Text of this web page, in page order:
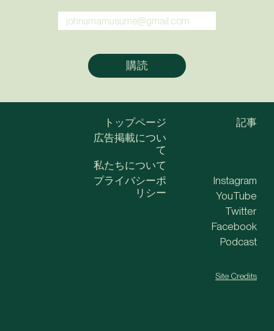
トップページ
広告掲載につい
て
私たちについて
記事
プライバシーポ
リシー
Instagram
YouTube
Twitter
Facebook
Podcast
Site Credits